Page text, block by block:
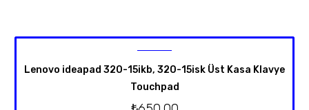
Lenovo ideapad 320-15ikb, 320-15isk Üst Kasa Klavye
Touchpad